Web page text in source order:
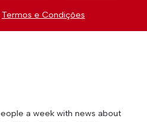
Termos e Condições
a week with news about